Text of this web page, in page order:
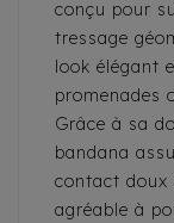
conçu pour
tressage
look élégant
promenades
Grâce à sa
bandana
contact doux
agréable à